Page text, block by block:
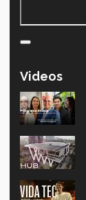
Videos